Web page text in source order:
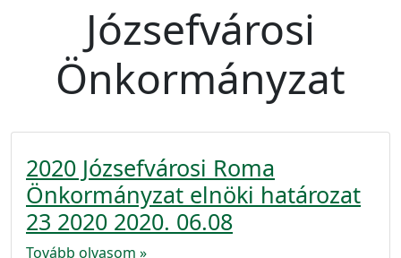
Józsefvárosi
Önkormányzat
2020 Józsefvárosi Roma
Önkormányzat elnöki határozat
23 2020 2020. 06.08
Tovább olvasom »